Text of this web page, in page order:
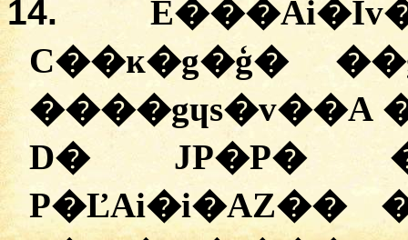
14.
C��ĸ�g�ģ��
����gɥs�v��A
D� JP�P�
P�ĽAi�i�AZ��